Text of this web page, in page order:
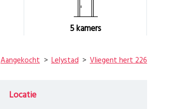
5kamers
Aangekocht Lelystad Vliegent hert 226
Locatie